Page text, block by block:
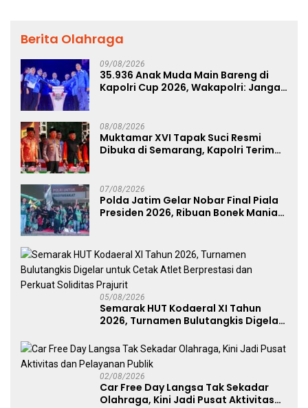
Berita Olahraga
09/08/2026
35.936 Anak Muda Main Bareng di
Kapolri Cup 2026, Wakapolri: Jangan
08/08/2026
Muktamar XVI Tapak Suci Resmi
Dibuka di Semarang, Kapolri Terima
07/08/2026
Polda Jatim Gelar Nobar Final Piala
Presiden 2026, Ribuan Bonek Mania
05/08/2026
Semarak HUT Kodaeral XI Tahun
2026, Turnamen Bulutangkis Digelar
Perkuat Soliditas Prajurit
02/08/2026
Car Free Day Langsa Tak Sekadar
Olahraga, Kini Jadi Pusat Aktivitas